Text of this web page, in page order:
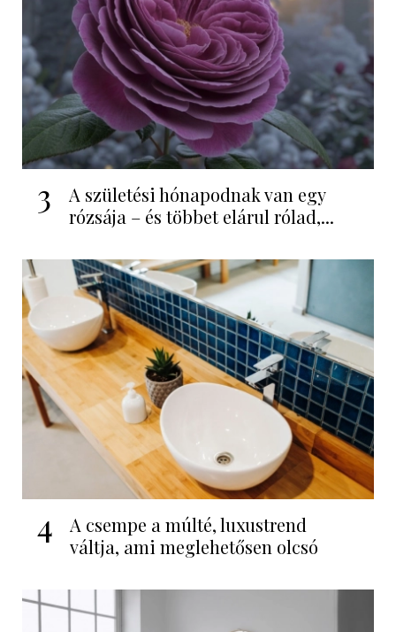
3
A születési hónapodnak van egy
rózsája – és többet elárul rólad,...
4
A csempe a múlté, luxustrend
váltja, ami meglehetősen olcsó